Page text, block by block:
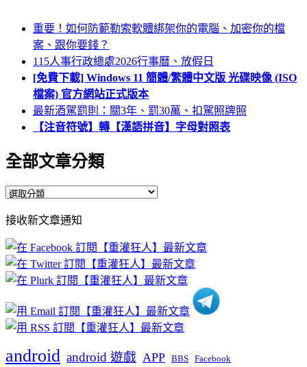
重要！如何防範勒索軟體綁架你的電腦、加密你的檔
案、跟你要錢？
115人事行政總處2026行事曆、放假日
[免費下載] Windows 11 簡體/繁體中文版 光碟映像 (ISO
檔案) 官方網站正式版本
最新酒駕罰則：關3年、罰30萬、扣駕照牌照
【注音符號】轉【漢語拼音】字母對照表
全部文章分類
全
文
章
分
類
接收新文章通知
android android 遊戲 APP BBS Facebook